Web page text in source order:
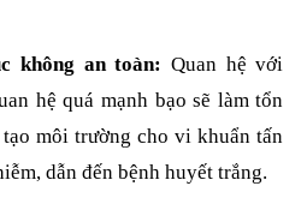
không an toàn: Quan hệ với
hệ quá mạnh bạo sẽ làm tổn
môi trường cho vi khuẩn tấn
dẫn đến bệnh huyết trắng.